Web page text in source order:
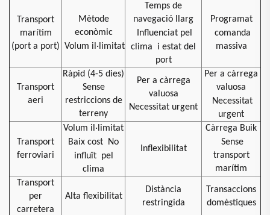
Transport
marítim
(port a port)
Mètode
econòmic
Volum il·limitat
Temps de
navegació llarg
Influenciat pel
clima
i estat del
port
Programat
comanda
massiva
Transport
aeri
Ràpid (4-5 dies)
Sense
restriccions de
terreny
Per a càrrega
valuosa
Necessitat urgent
Per a càrrega
valuosa
Necessitat
urgent
Transport
ferroviari
Volum il·limitat
Baix cost
No
influït pel
clima
Inflexibilitat
Càrrega Buik
Sense
transport
marítim
Transport
per
carretera
Alta flexibilitat
Distància
restringida
Transaccions
domèstiques